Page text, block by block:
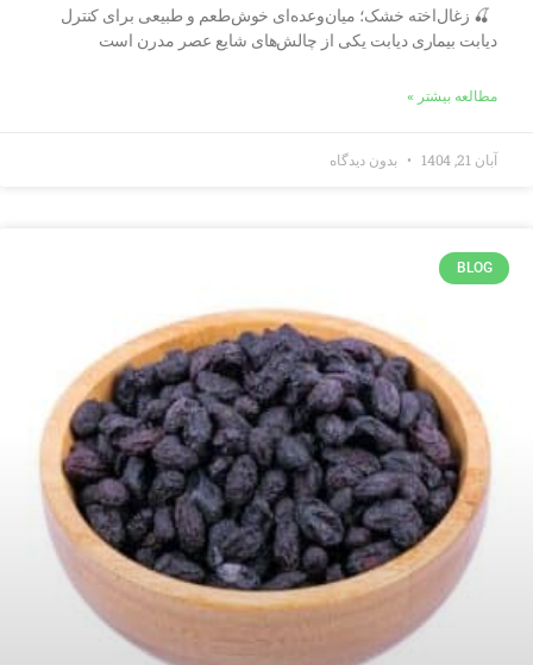
🍒 زغال‌اخته خشک؛ میان‌وعده‌ای خوش‌طعم و طبیعی برای کنترل
دیابت بیماری دیابت یکی از چالش‌های شایع عصر مدرن است
مطالعه بیشتر »
آبان 21, 1404 بدون دیدگاه
BLOG